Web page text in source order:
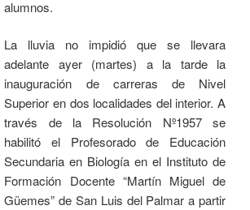
alumnos.
La lluvia no impidió que se llevara
adelante ayer (martes) a la tarde la
inauguración de carreras de Nivel
Superior en dos localidades del interior. A
través de la Resolución Nº1957 se
habilitó el Profesorado de Educación
Secundaria en Biología en el Instituto de
Formación Docente “Martín Miguel de
Güemes” de San Luis del Palmar a partir